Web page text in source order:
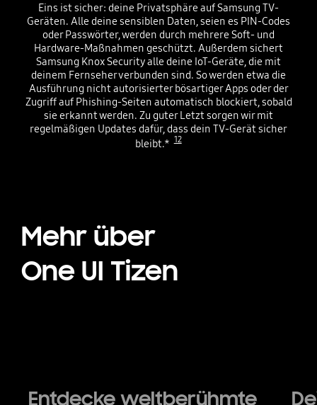
Eins ist sicher: deine Privatsphäre auf Samsung TV-
Geräten. Alle deine sensiblen Daten, seien es PIN-Codes
oder Passwörter, werden durch mehrere Soft- und
Hardware-Maßnahmen geschützt. Außerdem sichert
Samsung Knox Security alle deine IoT-Geräte, die mit
deinem Fernseher verbunden sind. So werden etwa die
Ausführung nicht autorisierter bösartiger Apps oder der
Zugriff auf Phishing-Seiten automatisch blockiert, sobald
sie erkannt werden. Zu guter Letzt sorgen wir mit
regelmäßigen Updates dafür, dass dein TV-Gerät sicher
bleibt.* 12
Mehr über
One UI Tizen
Entdecke weltberühmte